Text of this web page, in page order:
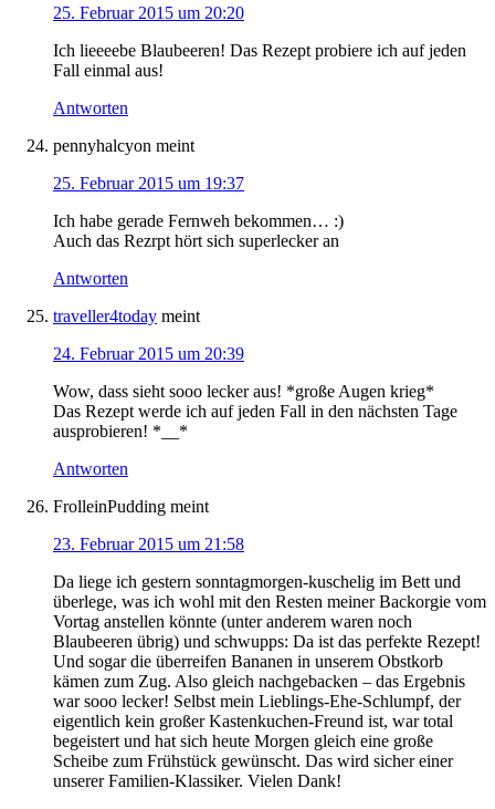
25. Februar 2015 um 20:20
Ich lieeeebe Blaubeeren! Das Rezept probiere ich auf jeden
Fall einmal aus!
Antworten
pennyhalcyon meint
25. Februar 2015 um 19:37
Ich habe gerade Fernweh bekommen… :)
Auch das Rezrpt hört sich superlecker an
Antworten
traveller4today meint
24. Februar 2015 um 20:39
Wow, dass sieht sooo lecker aus! *große Augen krieg*
Das Rezept werde ich auf jeden Fall in den nächsten Tage
ausprobieren! *__*
Antworten
FrolleinPudding meint
23. Februar 2015 um 21:58
Da liege ich gestern sonntagmorgen-kuschelig im Bett und
überlege, was ich wohl mit den Resten meiner Backorgie vom
Vortag anstellen könnte (unter anderem waren noch
Blaubeeren übrig) und schwupps: Da ist das perfekte Rezept!
Und sogar die überreifen Bananen in unserem Obstkorb
kämen zum Zug. Also gleich nachgebacken – das Ergebnis
war sooo lecker! Selbst mein Lieblings-Ehe-Schlumpf, der
eigentlich kein großer Kastenkuchen-Freund ist, war total
begeistert und hat sich heute Morgen gleich eine große
Scheibe zum Frühstück gewünscht. Das wird sicher einer
unserer Familien-Klassiker. Vielen Dank!